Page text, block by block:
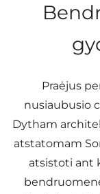
Praėjus
nusiaubusio
Dytham
atstatomam
atsistoti ant